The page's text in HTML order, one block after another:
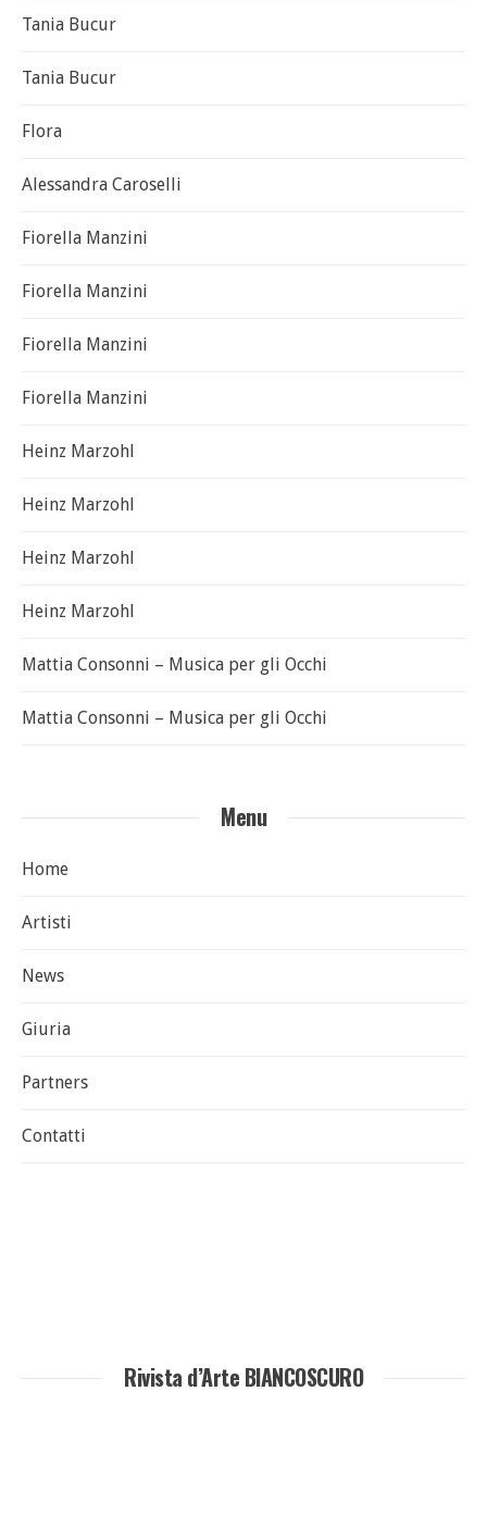
Tania Bucur
Tania Bucur
Flora
Alessandra Caroselli
Fiorella Manzini
Fiorella Manzini
Fiorella Manzini
Fiorella Manzini
Heinz Marzohl
Heinz Marzohl
Heinz Marzohl
Heinz Marzohl
Mattia Consonni – Musica per gli Occhi
Mattia Consonni – Musica per gli Occhi
Menu
Home
Artisti
News
Giuria
Partners
Contatti
Rivista d’Arte BIANCOSCURO